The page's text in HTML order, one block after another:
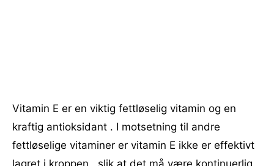
Vitamin E er en viktig fettløselig vitamin og en
kraftig antioksidant . I motsetning til andre
fettløselige vitaminer er vitamin E ikke er effektivt
lagret i kroppen , slik at det må være kontinuerlig